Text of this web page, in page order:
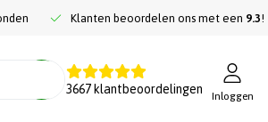
Klanten beoordelen ons met een 9.3!
3667 klantbeoordelingen
Inloggen